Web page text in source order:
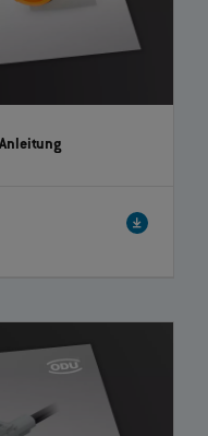
Serie eine Vielfalt an
Zu sehen ist der ODU
Übertragung von
Montage zu erleichtern,
Video erklärt.